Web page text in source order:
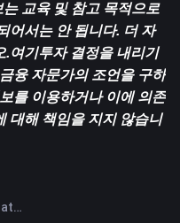
교육 및 참고 목적으로
어서는 안 됩니다. 더 자
.여기투자 결정을 내리기
융 자문가의 조언을 구하
를 이용하거나 이에 의존
대해 책임을 지지 않습니
신용카드 또는 체크카드로 HANePlatform (HANEP) 즉시 구매